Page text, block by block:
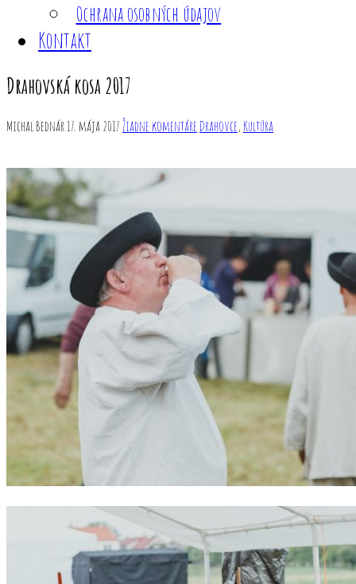
Ochrana osobných údajov
Kontakt
Drahovská kosa 2017
Michal Bednár17. mája 2017 Žiadne komentáre Drahovce, Kultúra